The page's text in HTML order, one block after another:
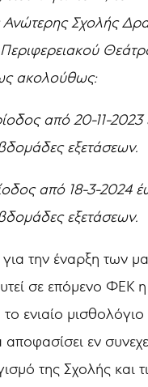
Σχολής
Περιφερειακού
ακολούθως:
από 20-11-2023
εξετάσεων.
από 18-3-2024
εξετάσεων.
για την έναρξη των
σε επόμενο ΦΕΚ
ενιαίο
εν
της Σχολής και